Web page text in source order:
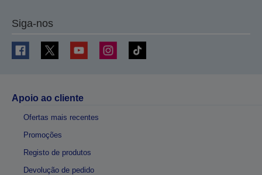
Siga-nos
Apoio ao cliente
Ofertas mais recentes
Promoções
Registo de produtos
Devolução de pedido